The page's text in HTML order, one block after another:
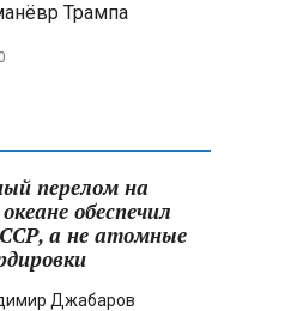
Курской области,
энергоблок БелАЭС
на номинальную
диагностики
Трампа
перелом на
обеспечил
а не атомные
Джабаров